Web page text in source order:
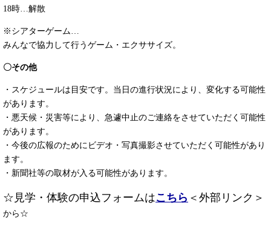
18時…解散
※シアターゲーム…
みんなで協力して行うゲーム・エクササイズ。
〇その他
・スケジュールは目安です。当日の進行状況により、変化する可能性
があります。
・悪天候・災害等により、急遽中止のご連絡をさせていただく可能性
があります。
・今後の広報のためにビデオ・写真撮影させていただく可能性があり
ます。
・新聞社等の取材が入る可能性があります。
☆見学・体験の申込フォームはこちら ＜外部リンク＞
から☆